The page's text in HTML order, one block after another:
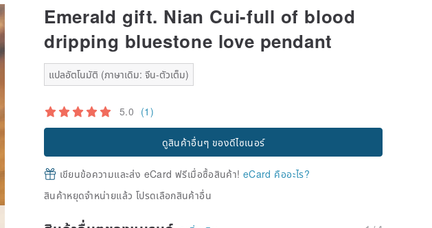
Emerald gift. Nian Cui-full of blood
dripping bluestone love pendant
แปลอัตโนมัติ (ภาษาเดิม: จีน-ตัวเต็ม)
5.0 (1)
ดูสินค้าอื่นๆ ของดีไซเนอร์
เขียนข้อความและส่ง eCard ฟรีเมื่อซื้อสินค้า! eCard คืออะไร?
สินค้าหยุดจำหน่ายแล้ว โปรดเลือกสินค้าอื่น